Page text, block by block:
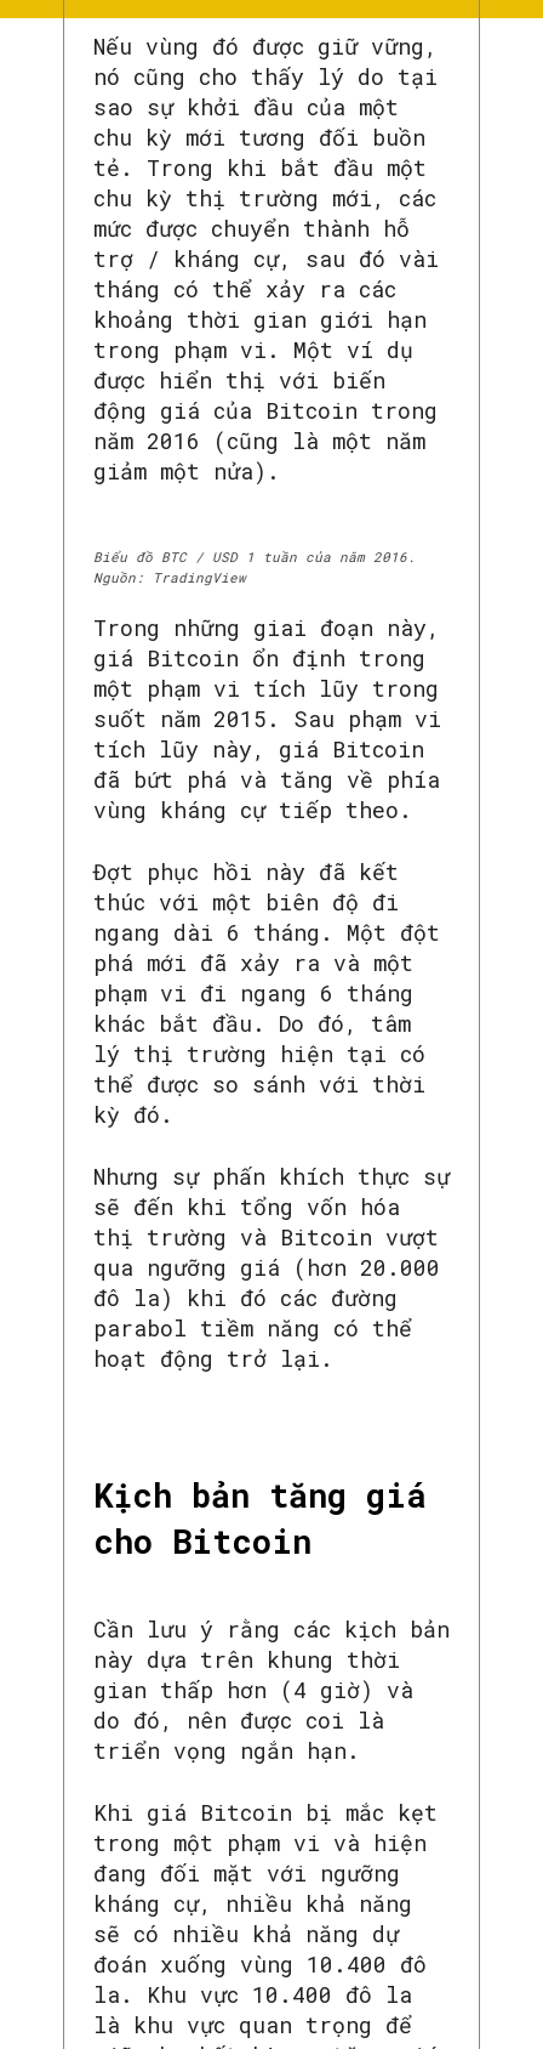
Nếu vùng đó được giữ vững,
nó cũng cho thấy lý do tại
sao sự khởi đầu của một
chu kỳ mới tương đối buồn
tẻ. Trong khi bắt đầu một
chu kỳ thị trường mới, các
mức được chuyển thành hỗ
trợ / kháng cự, sau đó vài
tháng có thể xảy ra các
khoảng thời gian giới hạn
trong phạm vi. Một ví dụ
được hiển thị với biến
động giá của Bitcoin trong
năm 2016 (cũng là một năm
giảm một nửa).
Biểu đồ BTC / USD 1 tuần của năm 2016.
Nguồn: TradingView
Trong những giai đoạn này,
giá Bitcoin ổn định trong
một phạm vi tích lũy trong
suốt năm 2015. Sau phạm vi
tích lũy này, giá Bitcoin
đã bứt phá và tăng về phía
vùng kháng cự tiếp theo.
Đợt phục hồi này đã kết
thúc với một biên độ đi
ngang dài 6 tháng. Một đột
phá mới đã xảy ra và một
phạm vi đi ngang 6 tháng
khác bắt đầu. Do đó, tâm
lý thị trường hiện tại có
thể được so sánh với thời
kỳ đó.
Nhưng sự phấn khích thực sự
sẽ đến khi tổng vốn hóa
thị trường và Bitcoin vượt
qua ngưỡng giá (hơn 20.000
đô la) khi đó các đường
parabol tiềm năng có thể
hoạt động trở lại.
Kịch bản tăng giá
cho Bitcoin
Cần lưu ý rằng các kịch bản
này dựa trên khung thời
gian thấp hơn (4 giờ) và
do đó, nên được coi là
triển vọng ngắn hạn.
Khi giá Bitcoin bị mắc kẹt
trong một phạm vi và hiện
đang đối mặt với ngưỡng
kháng cự, nhiều khả năng
sẽ có nhiều khả năng dự
đoán xuống vùng 10.400 đô
la. Khu vực 10.400 đô la
là khu vực quan trọng để